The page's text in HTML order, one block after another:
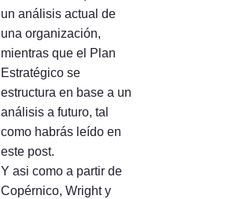
un análisis actual de
una organización,
mientras que el Plan
Estratégico se
estructura en base a un
análisis a futuro, tal
como habrás leído en
este post.
Y asi como a partir de
Copérnico, Wright y